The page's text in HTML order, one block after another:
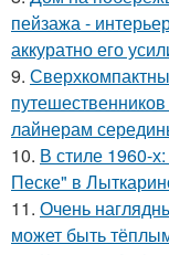
пейзажа -
аккуратно его
9.
лайнерам
10. В стиле 1960-
Песке" в
11. Очень
может быть